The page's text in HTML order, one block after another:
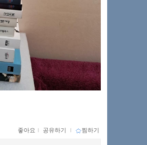
좋아요 ｌ 공유하기 ｌ 찜하기